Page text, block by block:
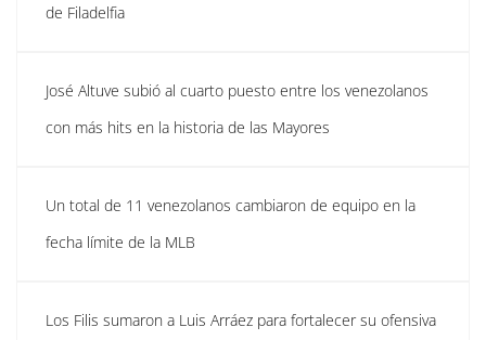
de Filadelfia
José Altuve subió al cuarto puesto entre los venezolanos
con más hits en la historia de las Mayores
Un total de 11 venezolanos cambiaron de equipo en la
fecha límite de la MLB
Los Filis sumaron a Luis Arráez para fortalecer su ofensiva